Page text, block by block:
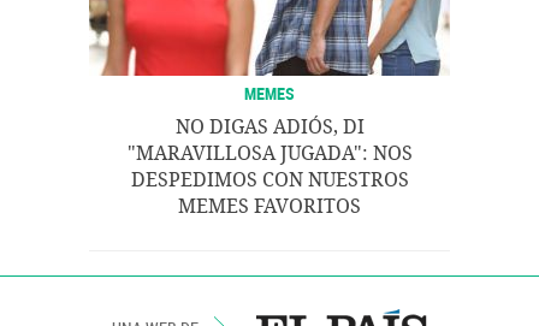
MEMES
NO DIGAS ADIÓS, DI
"MARAVILLOSA JUGADA": NOS
DESPEDIMOS CON NUESTROS
MEMES FAVORITOS